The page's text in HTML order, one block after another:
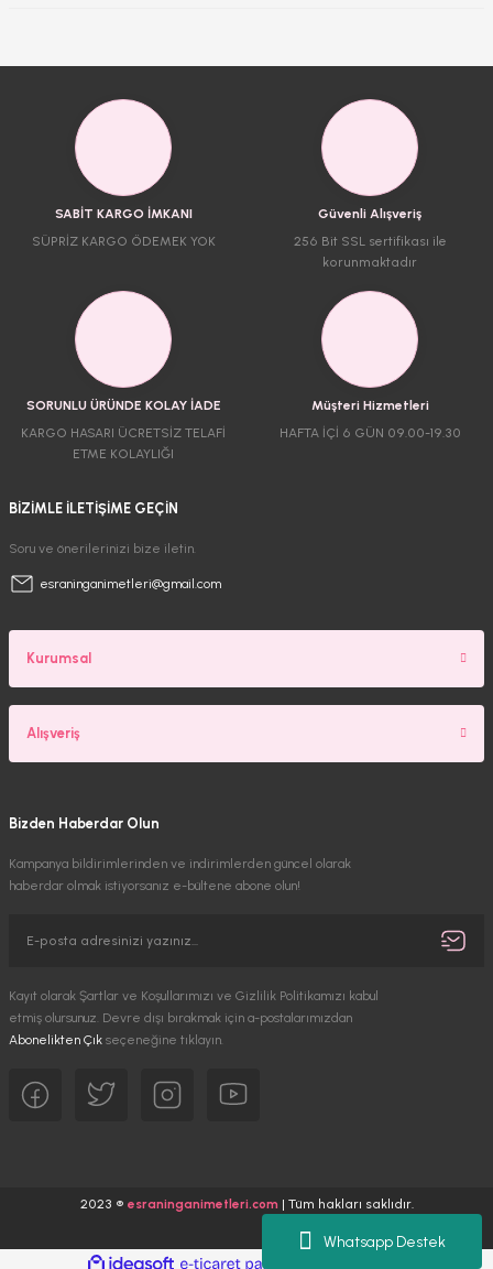
Whatsapp Destek
SABİT KARGO İMKANI
SÜPRİZ KARGO ÖDEMEK YOK
Güvenli Alışveriş
256 Bit SSL sertifikası ile
korunmaktadır
SORUNLU ÜRÜNDE KOLAY İADE
KARGO HASARI ÜCRETSİZ TELAFİ
ETME KOLAYLIĞI
Müşteri Hizmetleri
HAFTA İÇİ 6 GÜN 09.00-19.30
BİZİMLE İLETİŞİME GEÇİN
Soru ve önerilerinizi bize iletin.
esraninganimetleri@gmail.com
Kurumsal
Alışveriş
Bizden Haberdar Olun
Kampanya bildirimlerinden ve indirimlerden güncel olarak
haberdar olmak istiyorsanız e-bültene abone olun!
Kayıt olarak Şartlar ve Koşullarımızı ve Gizlilik Politikamızı kabul
etmiş olursunuz. Devre dışı bırakmak için a-postalarımızdan
Abonelikten Çık seçeneğine tıklayın.
2023 ® esraninganimetleri.com| Tüm hakları saklıdır.
ideasoft